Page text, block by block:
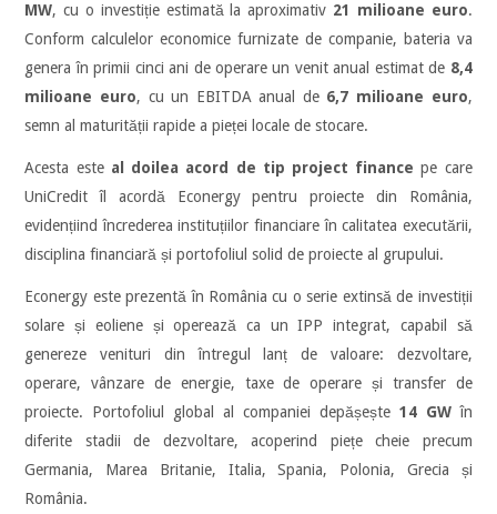
MW, cu o investiție estimată la aproximativ 21 milioane euro.
Conform calculelor economice furnizate de companie, bateria va
genera în primii cinci ani de operare un venit anual estimat de 8,4
milioane euro, cu un EBITDA anual de 6,7 milioane euro,
semn al maturității rapide a pieței locale de stocare.
Acesta este al doilea acord de tip project finance pe care
UniCredit îl acordă Econergy pentru proiecte din România,
evidențiind încrederea instituțiilor financiare în calitatea executării,
disciplina financiară și portofoliul solid de proiecte al grupului.
Econergy este prezentă în România cu o serie extinsă de investiții
solare și eoliene și operează ca un IPP integrat, capabil să
genereze venituri din întregul lanț de valoare: dezvoltare,
operare, vânzare de energie, taxe de operare și transfer de
proiecte. Portofoliul global al companiei depășește 14 GWîn
diferite stadii de dezvoltare, acoperind piețe cheie precum
Germania, Marea Britanie, Italia, Spania, Polonia, Grecia și
România.